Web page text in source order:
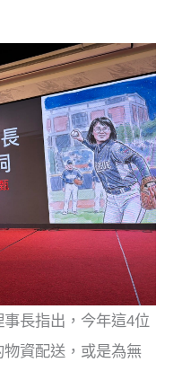
長指出，今年這4位
資配送，或是為無